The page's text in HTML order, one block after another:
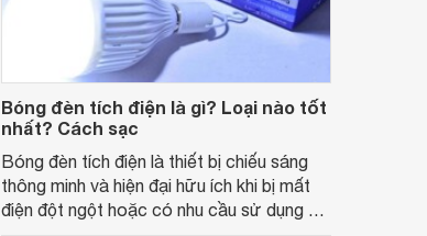
Bóng đèn tích điện là gì? Loại nào tốt
nhất? Cách sạc
Bóng đèn tích điện là thiết bị chiếu sáng
thông minh và hiện đại hữu ích khi bị mất
điện đột ngột hoặc có nhu cầu sử dụng đi